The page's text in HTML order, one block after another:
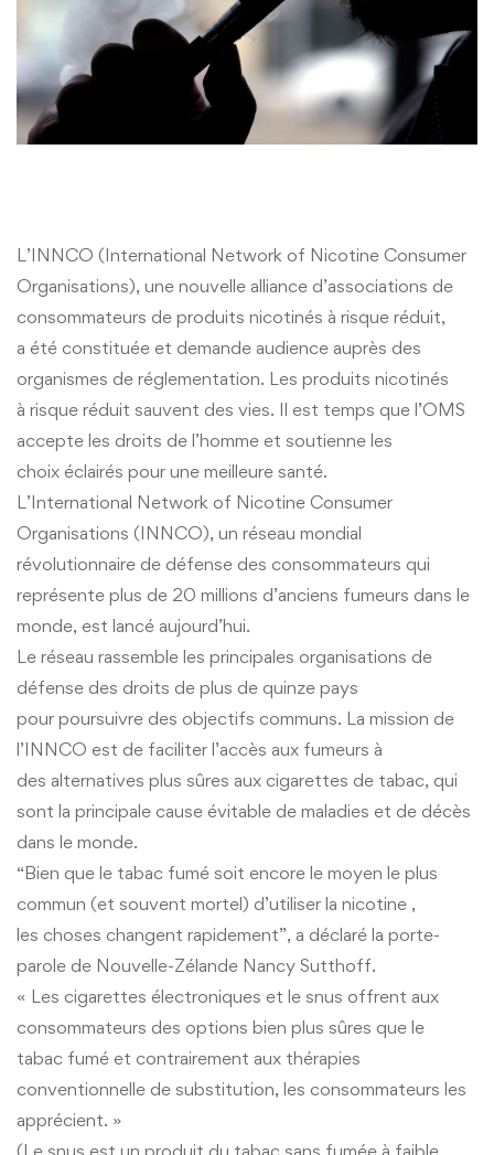
L’INNCO (International Network of Nicotine Consumer
Organisations), une nouvelle alliance d’associations de
consommateurs de produits nicotinés à risque réduit,
a été constituée et demande audience auprès des
organismes de réglementation. Les produits nicotinés
à risque réduit sauvent des vies. Il est temps que l’OMS
accepte les droits de l’homme et soutienne les
choix éclairés pour une meilleure santé.
L’International Network of Nicotine Consumer
Organisations (INNCO), un réseau mondial
révolutionnaire de défense des consommateurs qui
représente plus de 20 millions d’anciens fumeurs dans le
monde, est lancé aujourd’hui.
Le réseau rassemble les principales organisations de
défense des droits de plus de quinze pays
pour poursuivre des objectifs communs. La mission de
l’INNCO est de faciliter l’accès aux fumeurs à
des alternatives plus sûres aux cigarettes de tabac, qui
sont la principale cause évitable de maladies et de décès
dans le monde.
“Bien que le tabac fumé soit encore le moyen le plus
commun (et souvent mortel) d’utiliser la nicotine ,
les choses changent rapidement”, a déclaré la porte-
parole de Nouvelle-Zélande Nancy Sutthoff.
« Les cigarettes électroniques et le snus offrent aux
consommateurs des options bien plus sûres que le
tabac fumé et contrairement aux thérapies
conventionnelle de substitution, les consommateurs les
apprécient. »